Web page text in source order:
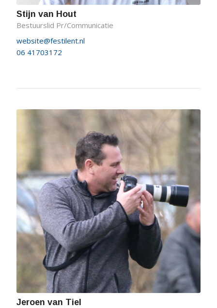
Stijn van Hout
Bestuurslid Pr/Communicatie
website@festilent.nl
06 41703172
Jeroen van Tiel